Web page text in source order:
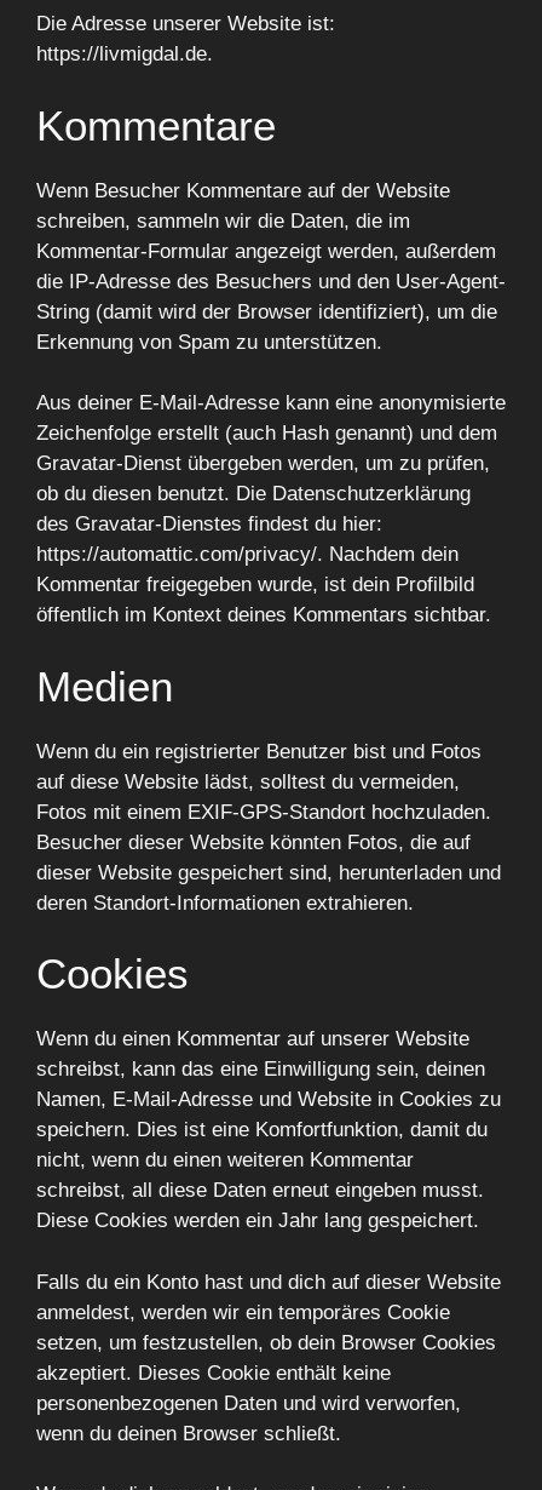
Die Adresse unserer Website ist:
https://livmigdal.de.
Kommentare
Wenn Besucher Kommentare auf der Website
schreiben, sammeln wir die Daten, die im
Kommentar-Formular angezeigt werden, außerdem
die IP-Adresse des Besuchers und den User-Agent-
String (damit wird der Browser identifiziert), um die
Erkennung von Spam zu unterstützen.
Aus deiner E-Mail-Adresse kann eine anonymisierte
Zeichenfolge erstellt (auch Hash genannt) und dem
Gravatar-Dienst übergeben werden, um zu prüfen,
ob du diesen benutzt. Die Datenschutzerklärung
des Gravatar-Dienstes findest du hier:
https://automattic.com/privacy/. Nachdem dein
Kommentar freigegeben wurde, ist dein Profilbild
öffentlich im Kontext deines Kommentars sichtbar.
Medien
Wenn du ein registrierter Benutzer bist und Fotos
auf diese Website lädst, solltest du vermeiden,
Fotos mit einem EXIF-GPS-Standort hochzuladen.
Besucher dieser Website könnten Fotos, die auf
dieser Website gespeichert sind, herunterladen und
deren Standort-Informationen extrahieren.
Cookies
Wenn du einen Kommentar auf unserer Website
schreibst, kann das eine Einwilligung sein, deinen
Namen, E-Mail-Adresse und Website in Cookies zu
speichern. Dies ist eine Komfortfunktion, damit du
nicht, wenn du einen weiteren Kommentar
schreibst, all diese Daten erneut eingeben musst.
Diese Cookies werden ein Jahr lang gespeichert.
Falls du ein Konto hast und dich auf dieser Website
anmeldest, werden wir ein temporäres Cookie
setzen, um festzustellen, ob dein Browser Cookies
akzeptiert. Dieses Cookie enthält keine
personenbezogenen Daten und wird verworfen,
wenn du deinen Browser schließt.